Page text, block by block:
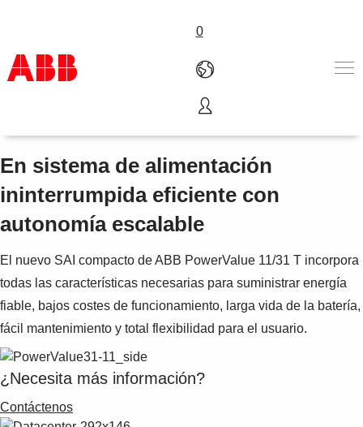
0
Productos & Soluciones
Servicios
Sobre ABB
Dónde comprar
Contáctanos
Carreras
PowerValue 11/31 T
En sistema de alimentación
ininterrumpida eficiente con
autonomía escalable
El nuevo SAI compacto de ABB PowerValue 11/31 T incorpora
todas las características necesarias para suministrar energía
fiable, bajos costes de funcionamiento, larga vida de la batería,
fácil mantenimiento y total flexibilidad para el usuario.
¿Necesita más información?
Contáctenos